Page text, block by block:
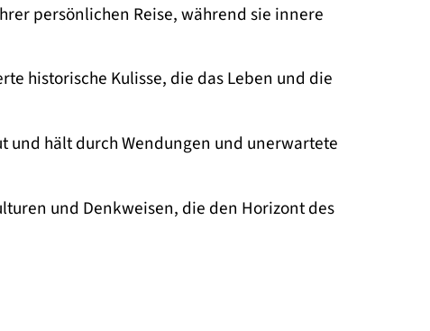
persönlichen Reise, während sie innere
historische Kulisse, die das Leben und die
und hält durch Wendungen und unerwartete
und Denkweisen, die den Horizont des